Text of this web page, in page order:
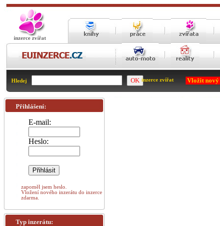
inzerce zvířat
Hledej inzerce zvířat Vložit
Přihlášení:
E-mail:
Heslo:
zapoměl jsem heslo.
Vložení nového inzerátu do inzerce
zdarma.
Typ inzerátu: